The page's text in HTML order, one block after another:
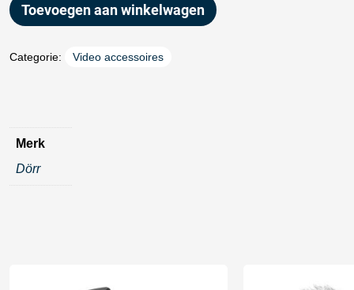
Toevoegen aan winkelwagen
Categorie: Video accessoires
Merk
Dörr